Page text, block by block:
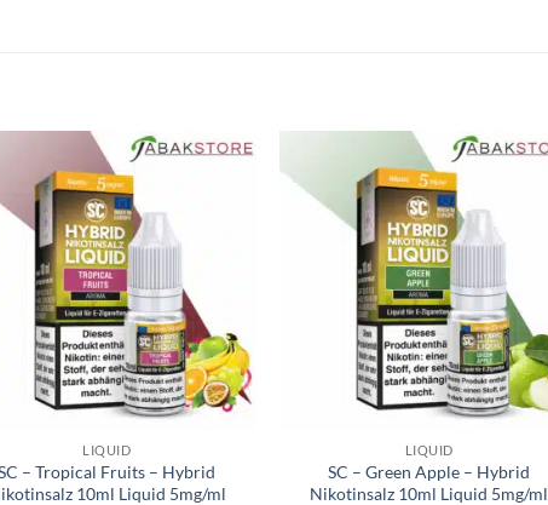
LIQUID
– Tropical Fruits – Hybrid
10ml Liquid 5mg/ml
LIQUID
SC – Green Apple – Hybrid
Nikotinsalz 10ml Liquid 5mg/ml